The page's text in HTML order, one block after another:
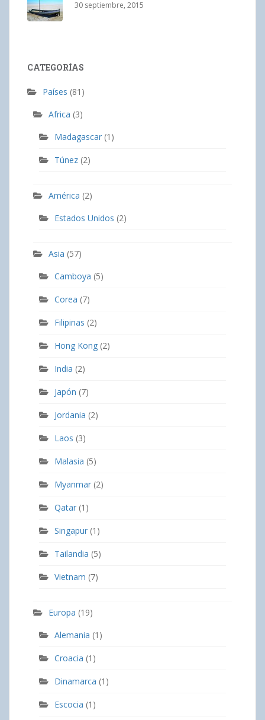
30 septiembre, 2015
CATEGORÍAS
Países (81)
Africa (3)
Madagascar (1)
Túnez (2)
América (2)
Estados Unidos (2)
Asia (57)
Camboya (5)
Corea (7)
Filipinas (2)
Hong Kong (2)
India (2)
Japón (7)
Jordania (2)
Laos (3)
Malasia (5)
Myanmar (2)
Qatar (1)
Singapur (1)
Tailandia (5)
Vietnam (7)
Europa (19)
Alemania (1)
Croacia (1)
Dinamarca (1)
Escocia (1)